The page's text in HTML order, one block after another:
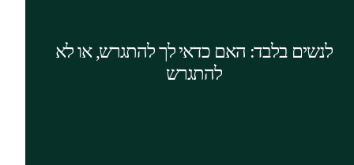
לנשים בלבד: האם כדאי לך להתגרש, או לא
להתגרש
נכונה. השיקולים משתנים מאישה לאישה בהתאם
למצבה, דעותיה ונסיבות חייה האישיים, הזוגיים
והמשפחתיים. המאמר יאיר את עיניך בנושא.